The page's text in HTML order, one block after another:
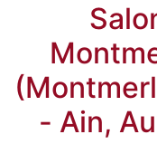
- Ain,